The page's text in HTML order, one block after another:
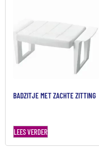
BADZITJE MET ZACHTE ZITTING
LEES VERDER